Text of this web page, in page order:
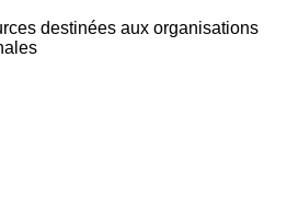
destinées aux organisations